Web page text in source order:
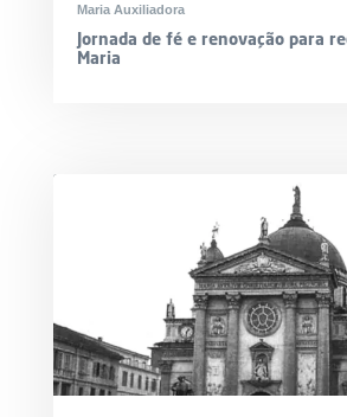
Maria Auxiliadora
Jornada de fé e renovação para
Maria